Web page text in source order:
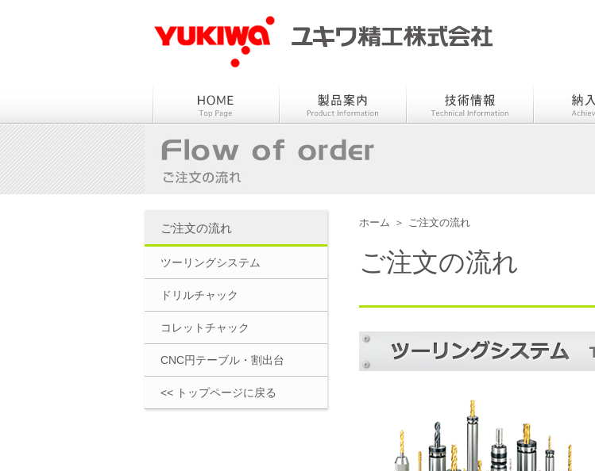
ご注文の流れ
ツーリングシステム
ドリルチャック
コレットチャック
CNC円テーブル・割出台
<< トップページに戻る
ホーム ＞ ご注文の流れ
ご注文の流れ